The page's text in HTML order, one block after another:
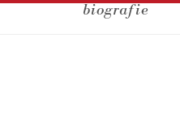
biografie